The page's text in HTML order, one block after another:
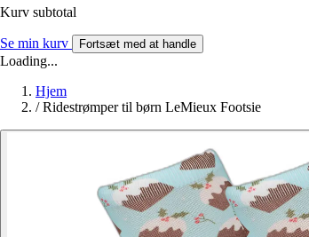
Kurv subtotal
Se min kurv Fortsæt med at handle
Loading...
Hjem
/ Ridestrømper til børn LeMieux Footsie